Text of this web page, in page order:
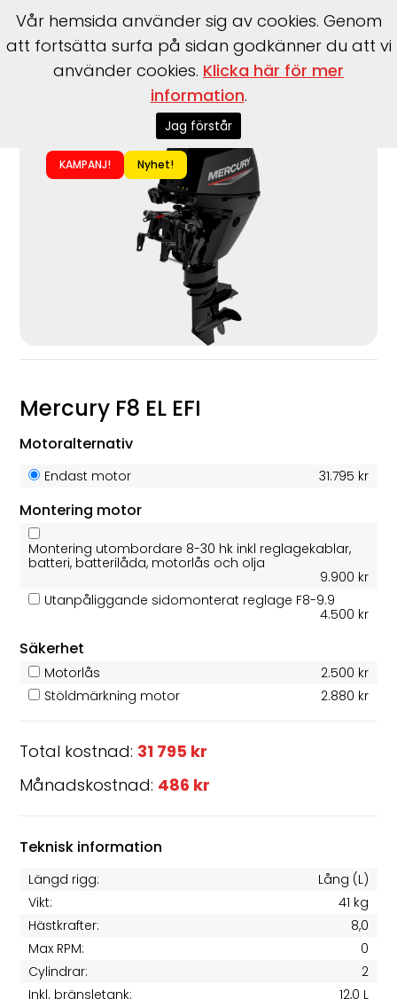
Utombordare>Mercury
KAMPANJ! Nyhet!
Mercury F8 EL EFI
Motoralternativ
Endast motor 31.795 kr
Montering motor
Montering utombordare 8-30 hk inkl reglagekablar,
batteri, batterilåda, motorlås och olja
9.900 kr
Utanpåliggande sidomonterat reglage F8-9.9
4.500 kr
Säkerhet
Motorlås
2.500 kr
Stöldmärkning motor
2.880 kr
Total kostnad: 31 795 kr
Månadskostnad: 486 kr
Teknisk information
Längd rigg:
Lång (L)
Vikt:
41 kg
Hästkrafter:
8,0
Max RPM:
0
Cylindrar:
2
Inkl. bränsletank:
12,0 L
Vår hemsida använder sig av cookies. Genom
att fortsätta surfa på sidan godkänner du att vi
använder cookies. Klicka här för mer
information.
Jag förstår